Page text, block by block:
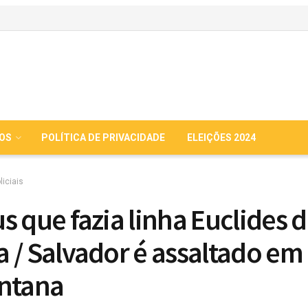
POLÍTICA DE PRIVACIDADE ELEIÇÕES 2024
que fazia linha Euclides
/ Salvador é assaltado